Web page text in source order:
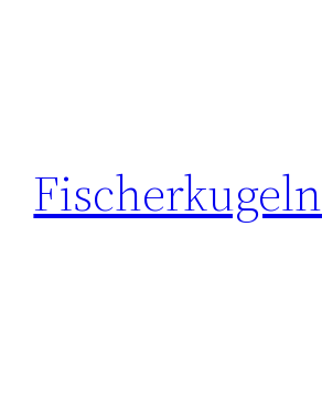
Fischerkugeln